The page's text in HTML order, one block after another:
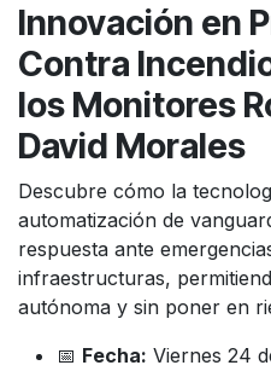
Innovación en
Contra
los Monitores
David Morales
Descubre cómo la
automatización de
respuesta ante
infraestructuras,
autónoma y sin poner en
📅 Fecha: Viernes 24